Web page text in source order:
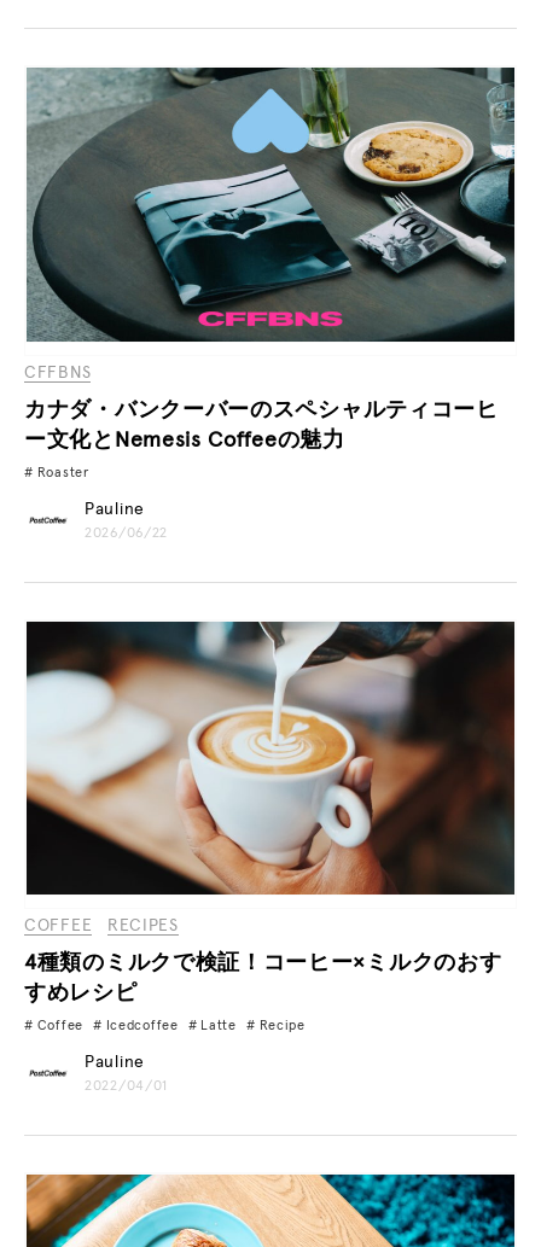
CFFBNS
カナダ・バンクーバーのスペシャルティコーヒ
ー文化とNemesis Coffeeの魅力
Roaster
Pauline
2026/06/22
COFFEE RECIPES
4種類のミルクで検証！コーヒー×ミルクのおす
すめレシピ
Coffee Icedcoffee Latte Recipe
Pauline
2022/04/01